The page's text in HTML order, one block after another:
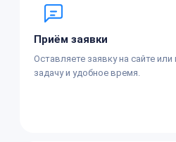
Приём заявки
Оставляете заявку на сайте
задачу и удобное время.